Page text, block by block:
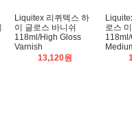
Liquitex 리퀴텍스 하
이 글로스 바니쉬
118ml/High Gloss
Varnish
13,120원
로스